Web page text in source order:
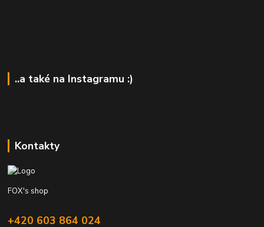
..a také na Instagramu :)
Kontakty
FOX's shop
+420 603 864 024